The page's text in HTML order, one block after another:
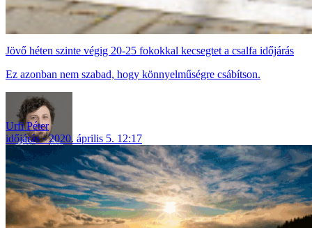
Jövő héten szinte végig 20-25 fokokkal kecsegtet a csalfa időjárás
Ez azonban nem szabad, hogy könnyelműségre csábítson.
Urfi Péter
időjárás
2020. április 5. 12:17